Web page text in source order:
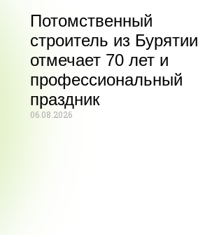
Потомственный
строитель из Бурятии
отмечает 70 лет и
профессиональный
праздник
06.08.2026